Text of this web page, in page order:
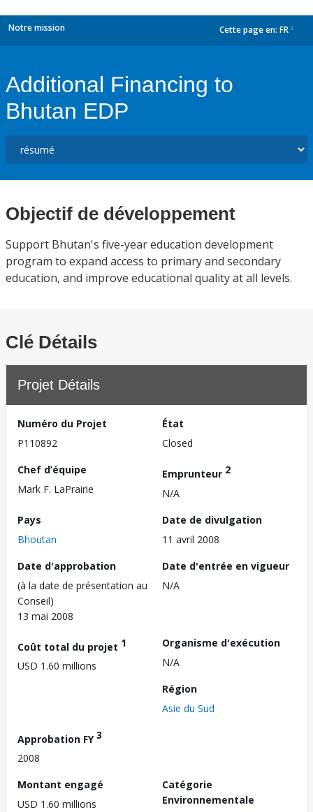
Notre mission Cette page en: FR
Additional Financing to
Bhutan EDP
Objectif de développement
Support Bhutan's five-year education development
program to expand access to primary and secondary
education, and improve educational quality at all levels.
Clé Détails
Projet Détails
Numéro du Projet
P110892
État
Closed
Chef d’équipe
Mark F. LaPrairie
Emprunteur 2
N/A
Pays
Bhoutan
Date de divulgation
11 avril 2008
Date d'approbation
(à la date de présentation au
Conseil)
13 mai 2008
Date d'entrée en vigueur
N/A
Coût total du projet 1
USD 1.60 millions
Organisme d'exécution
N/A
Région
Asie du Sud
Approbation FY3
2008
Montant engagé
USD 1.60 millions
Catégorie
Environnementale